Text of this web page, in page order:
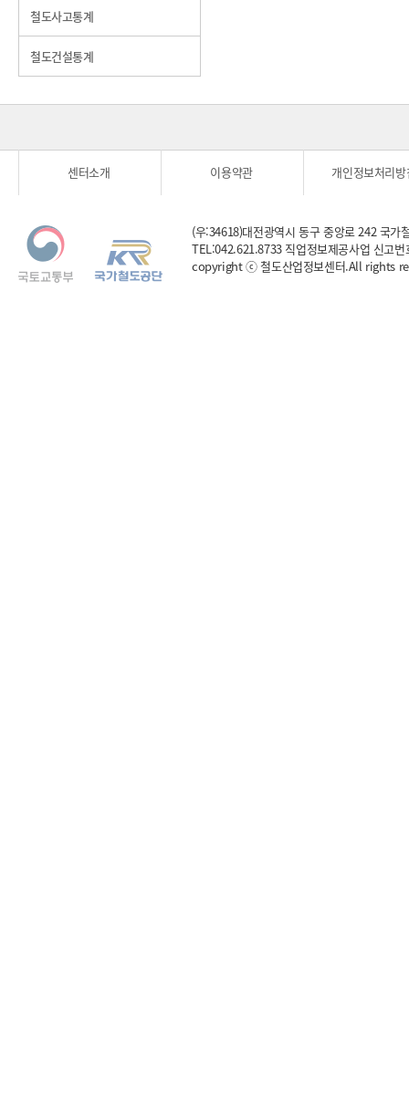
철도사고통계
철도건설통계
센터소개 이용약관 개인정보처리방
(우:34618)대전광역시 동구 중앙로 242 국가
TEL:042.621.8733 직업정보제공사업 신고번
copyright ⓒ 철도산업정보센터.All rights